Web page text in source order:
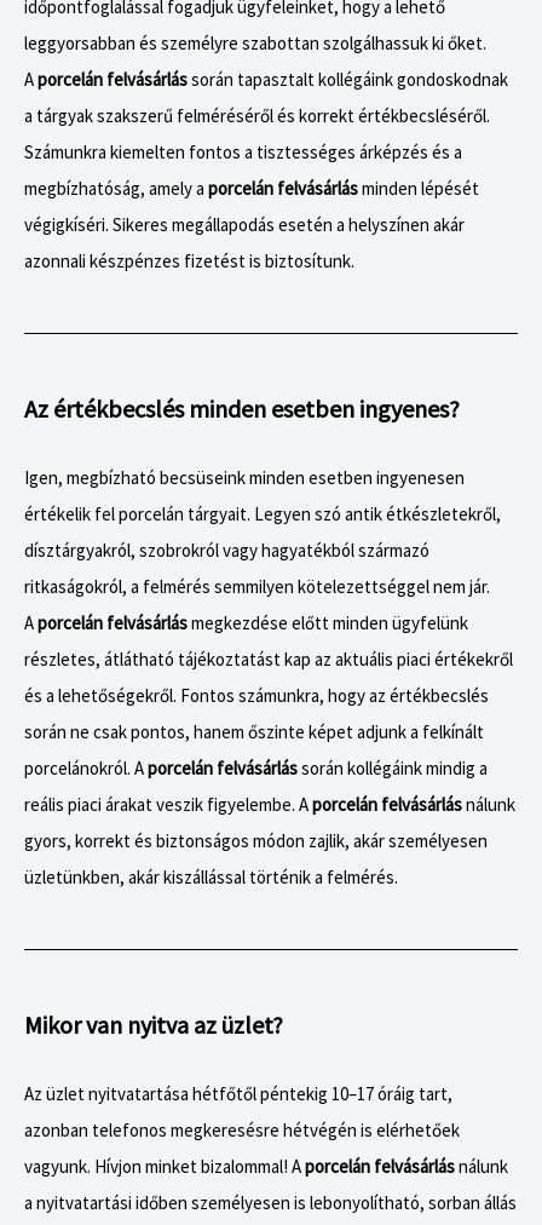
időpontfoglalással fogadjuk ügyfeleinket, hogy a lehető
leggyorsabban és személyre szabottan szolgálhassuk ki őket.
Aporcelán felvásárlássorán tapasztalt kollégáink gondoskodnak
a tárgyak szakszerű felméréséről és korrekt értékbecsléséről.
Számunkra kiemelten fontos a tisztességes árképzés és a
megbízhatóság, amely a porcelán felvásárlásminden lépését
végigkíséri. Sikeres megállapodás esetén a helyszínen akár
azonnali készpénzes fizetést is biztosítunk.
Az értékbecslés minden esetben ingyenes?
Igen, megbízható becsüseink minden esetben ingyenesen
értékelik fel porcelán tárgyait. Legyen szó antik étkészletekről,
dísztárgyakról, szobrokról vagy hagyatékból származó
ritkaságokról, a felmérés semmilyen kötelezettséggel nem jár.
Aporcelán felvásárlásmegkezdése előtt minden ügyfelünk
részletes, átlátható tájékoztatást kap az aktuális piaci értékekről
és a lehetőségekről. Fontos számunkra, hogy az értékbecslés
során ne csak pontos, hanem őszinte képet adjunk a felkínált
porcelánokról. Aporcelán felvásárlássorán kollégáink mindig a
reális piaci árakat veszik figyelembe. Aporcelán felvásárlásnálunk
gyors, korrekt és biztonságos módon zajlik, akár személyesen
üzletünkben, akár kiszállással történik a felmérés.
Mikor van nyitva az üzlet?
Az üzlet nyitvatartása hétfőtől péntekig 10–17 óráig tart,
azonban telefonos megkeresésre hétvégén is elérhetőek
vagyunk. Hívjon minket bizalommal! Aporcelán felvásárlásnálunk
a nyitvatartási időben személyesen is lebonyolítható, sorban állás